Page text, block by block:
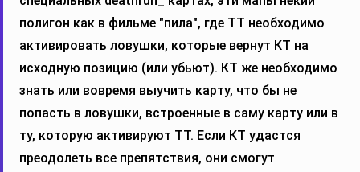
полигон как в фильме "пила", где ТТ необходимо
активировать ловушки, которые вернут КТ на
исходную позицию (или убьют). КТ же необходимо
знать или вовремя выучить карту, что бы не
попасть в ловушки, встроенные в саму карту или в
ту, которую активируют ТТ. Если КТ удастся
преодолеть все препятствия, они смогут